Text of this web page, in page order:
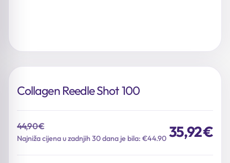
Collagen Reedle Shot 100
44,90€
Najniža cijena u zadnjih 30 dana je bila: €44.90
Izvorna
35,92€
Trenutna